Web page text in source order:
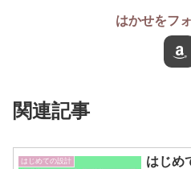
はかせをフ
関連記事
はじめての設計
はじめ